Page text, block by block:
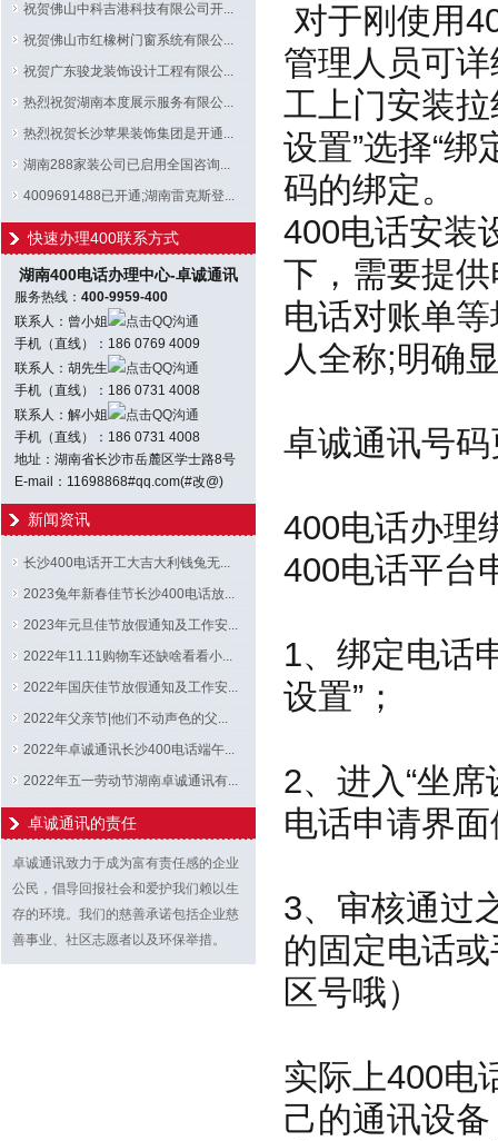
祝贺佛山中科吉港科技有限公司开...
祝贺佛山市红橡树门窗系统有限公...
祝贺广东骏龙装饰设计工程有限公...
热烈祝贺湖南本度展示服务有限公...
热烈祝贺长沙苹果装饰集团是开通...
湖南288家装公司已启用全国咨询...
4009691488已开通;湖南雷克斯登...
快速办理400联系方式
湖南400电话办理中心-卓诚通讯
服务热线： 400-9959-400
联系人：曾小姐
点击QQ沟通
手机（直线）：186 0769 4009
联系人：胡先生
点击QQ沟通
手机（直线）：186 0731 4008
联系人：解小姐
点击QQ沟通
手机（直线）：186 0731 4008
地址：湖南省长沙市岳麓区学士路8号
E-mail：11698868#qq.com(#改@)
新闻资讯
长沙400电话开工大吉大利钱兔无...
2023兔年新春佳节长沙400电话放...
2023年元旦佳节放假通知及工作安...
2022年11.11购物车还缺啥看看小...
2022年国庆佳节放假通知及工作安...
2022年父亲节|他们不动声色的父...
2022年卓诚通讯长沙400电话端午...
2022年五一劳动节湖南卓诚通讯有...
卓诚通讯的责任
卓诚通讯致力于成为富有责任感的企业
公民，倡导回报社会和爱护我们赖以生
存的环境。我们的慈善承诺包括企业慈
善事业、社区志愿者以及环保举措。
对于刚使用
管理人员可
工上门安装
设置”选择“
码的绑定。
400电话安装
下，需要提
电话对账单
人全称;明确
卓诚通讯号
400电话办理
400电话平台
1、绑定电话
设置”；
2、进入“坐
电话申请界
3、审核通过
的固定电话
区号哦）
实际上400电
己的通讯设